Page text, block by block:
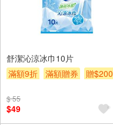
舒潔沁涼冰巾10片
滿額9折
滿額贈券 贈$200
$ 55
$49